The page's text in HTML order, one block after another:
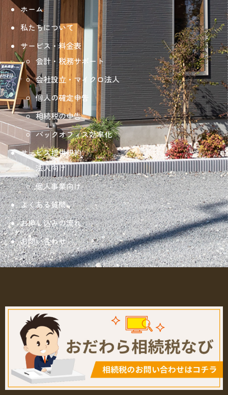
ホーム
私たちについて
サービス・料金表
会計・税務サポート
会社設立・マイクロ法人
個人の確定申告
相続税の申告
バックオフィス効率化
サービス提供規約
法人向け
個人事業向け
よくある質問
お申し込みの流れ
お問い合わせ